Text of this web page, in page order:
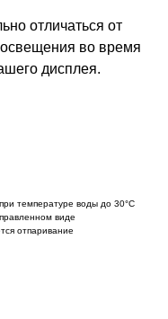
отличаться от
во время
дисплея.
температуре воды до 30°C
виде
отпаривание